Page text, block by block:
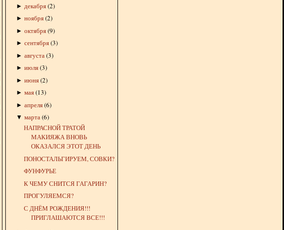
► декабря(2)
► ноября(2)
► октября(9)
► сентября(3)
► августа (3)
► июля(3)
► июня(2)
► мая(13)
► апреля(6)
▼ марта(6)
НАПРАСНОЙ ТРАТОЙ
МАКИЯЖА ВНОВЬ
ОКАЗАЛСЯ ЭТОТ ДЕНЬ
ПОНОСТАЛЬГИРУЕМ, СОВКИ?
ФУНФУРЬЕ
К ЧЕМУ СНИТСЯ ГАГАРИН?
ПРОГУЛЯЕМСЯ?
С ДНЁМ РОЖДЕНИЯ!!!
ПРИГЛАШАЮТСЯ ВСЕ!!!